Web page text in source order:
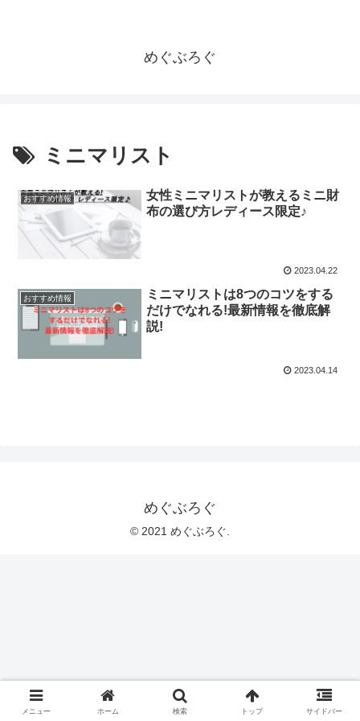
めぐぶろぐ
ミニマリスト
おすすめ情報
女性ミニマリストが教えるミニ財
布の選び方レディース限定♪
2023.04.22
おすすめ情報
ミニマリストは8つのコツをする
だけでなれる!最新情報を徹底解
説!
2023.04.14
めぐぶろぐ
© 2021 めぐぶろぐ.
メニュー ホーム 検索 トップ サイドバー